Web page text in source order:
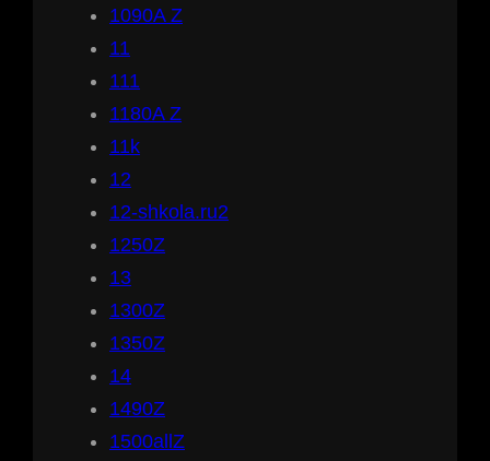
1090A Z
11
111
1180A Z
11k
12
12-shkola.ru2
1250Z
13
1300Z
1350Z
14
1490Z
1500allZ